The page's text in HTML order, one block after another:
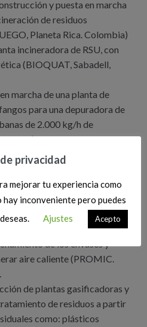
y puesta en marcha
de residuos
Planeta Rica. Colombia)
incineradora de RSU, con
(BIOQUAT, Sabadell,
marcha de una planta de
para una depuradora de
de 2.000 kg/h de
(Banyoles, Girona.
y puesta en marcha
de animales y residuos
(SEIACO.
de restos de alimentos
de los envases y
aire caliente (PROMIC.
de plantas gasificadoras y
de residuos a partir
como: plásticos
privacidad
mejorar tu experiencia como
hay inconveniente pero puedes
Ajustes Acepto